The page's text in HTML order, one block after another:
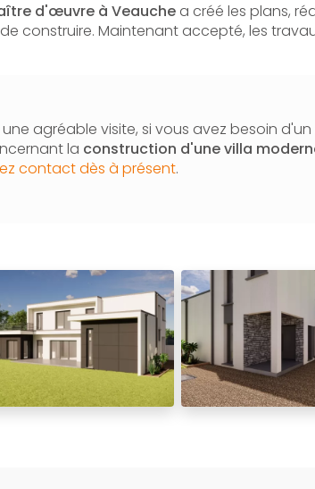
d'œuvre à Veauche a créé les plans,
construire. Maintenant accepté, les
agréable visite, si vous avez besoin
la construction d'une villa
contact dès à présent.